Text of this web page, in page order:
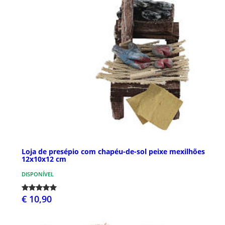
Loja de presépio com chapéu-de-sol peixe mexilhões
12x10x12 cm
DISPONÍVEL
€ 10,90